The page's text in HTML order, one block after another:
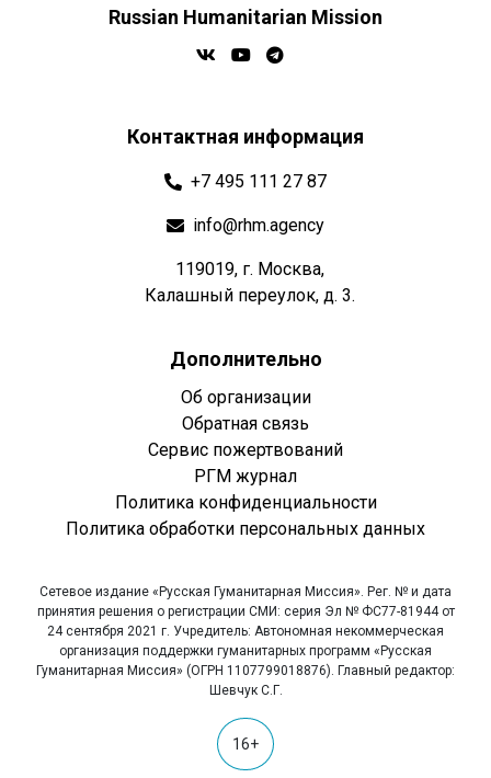
Russian Humanitarian Mission
Контактная информация
+7 495 111 27 87
info@rhm.agency
119019, г. Москва,
Калашный переулок, д. 3.
Дополнительно
Об организации
Обратная связь
Сервис пожертвований
РГМ журнал
Политика конфиденциальности
Политика обработки персональных данных
Сетевое издание «Русская Гуманитарная Миссия». Рег. № и дата
принятия решения о регистрации СМИ: серия Эл № ФС77-81944 от
24 сентября 2021 г. Учредитель: Автономная некоммерческая
организация поддержки гуманитарных программ «Русская
Гуманитарная Миссия» (ОГРН 1107799018876). Главный редактор:
Шевчук С.Г.
16+